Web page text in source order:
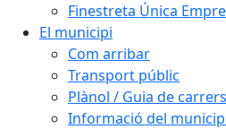
Finestreta Única
El municipi
Com arribar
Transport públic
Plànol / Guia de carrers
Informació del